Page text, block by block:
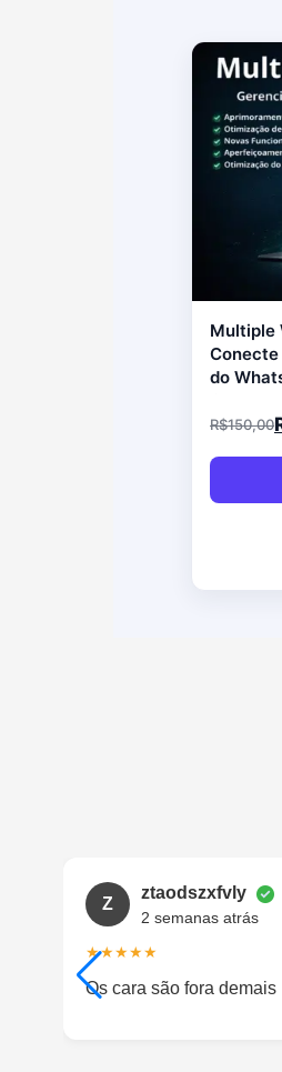
Multiple
do
R$150,00
Z
ztaodszxfvly
2 semanas atrás
★★★★★
Os cara são fora demais